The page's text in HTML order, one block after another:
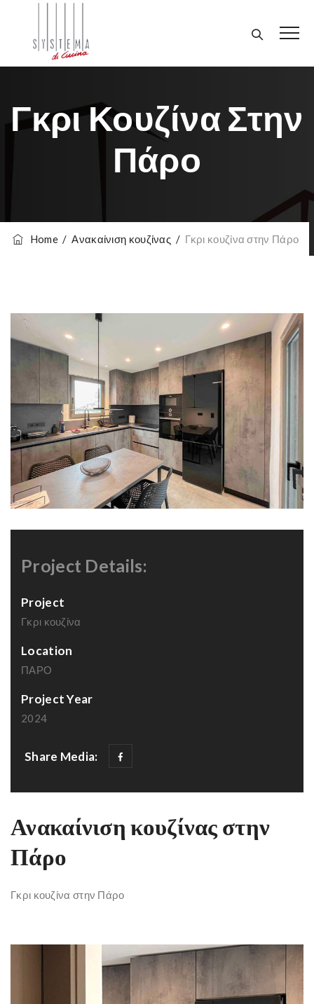
Γκρι Κουζίνα Στην
Πάρο
Home/Ανακαίνιση κουζίνας / Γκρι κουζίνα στην Πάρο
Project Details:
Project
Γκρι κουζίνα
Location
ΠΑΡΟ
Project Year
2024
Share Media:
Ανακαίνιση κουζίνας στην
Πάρο
Γκρι κουζίνα στην Πάρο